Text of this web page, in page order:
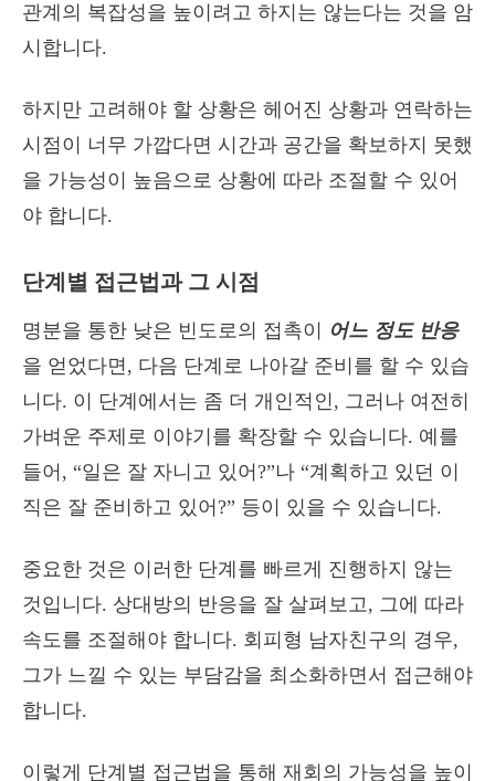
관계의 복잡성을 높이려고 하지는 않는다는 것을 암
시합니다.
하지만 고려해야 할 상황은 헤어진 상황과 연락하는
시점이 너무 가깝다면 시간과 공간을 확보하지 못했
을 가능성이 높음으로 상황에 따라 조절할 수 있어
야 합니다.
단계별 접근법과 그 시점
명분을 통한 낮은 빈도로의 접촉이
어느 정도 반응
을 얻었다면, 다음 단계로 나아갈 준비를 할 수 있습
니다. 이 단계에서는 좀 더 개인적인, 그러나 여전히
가벼운 주제로 이야기를 확장할 수 있습니다. 예를
들어, “일은 잘 자니고 있어?”나 “계획하고 있던 이
직은 잘 준비하고 있어?” 등이 있을 수 있습니다.
중요한 것은 이러한 단계를 빠르게 진행하지 않는
것입니다. 상대방의 반응을 잘 살펴보고, 그에 따라
속도를 조절해야 합니다. 회피형 남자친구의 경우,
그가 느낄 수 있는 부담감을 최소화하면서 접근해야
합니다.
이렇게 단계별 접근법을 통해 재회의 가능성을 높이